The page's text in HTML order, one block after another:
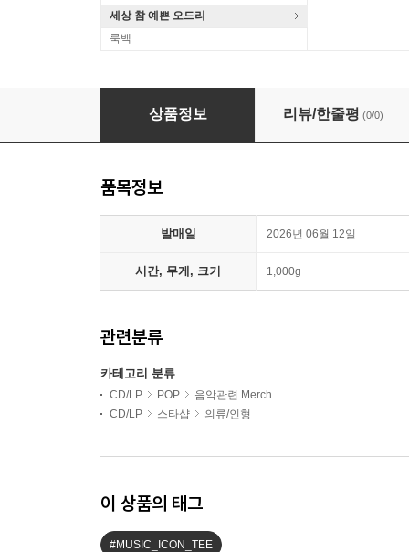
세상 참 예쁜 오드리
룩백
Billie Eilish (빌리 아일리시) - Hit Me Hard
상품정보 리뷰/한줄평 (0/0)
품목정보
발매일 2026년 06월 12일
시간, 무게, 크기 1,000g
관련분류
카테고리 분류
CD/LP POP
음악관련 Merch
CD/LP
스타샵 의류/인형
이 상품의 태그
#MUSIC_ICON_TEE